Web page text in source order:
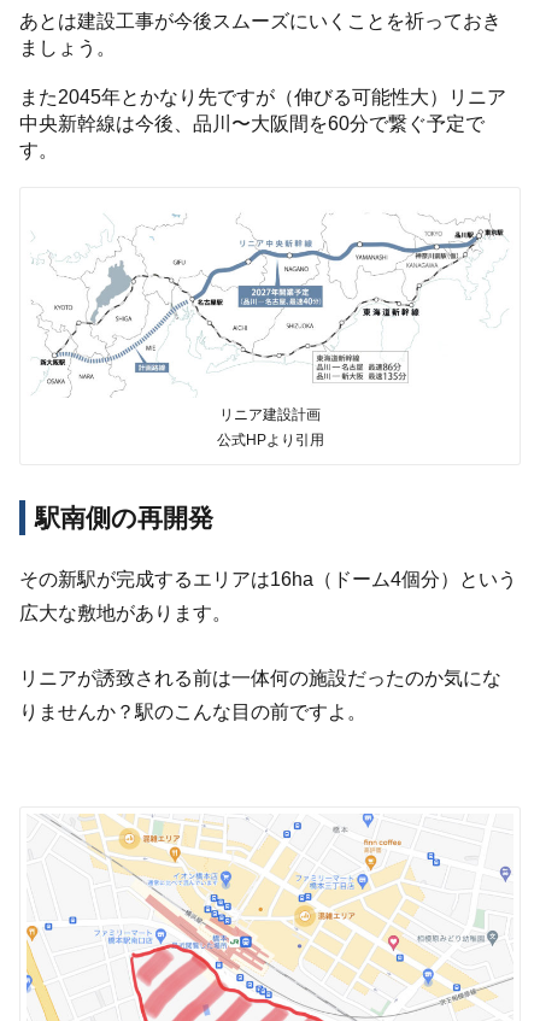
あとは建設工事が今後スムーズにいくことを祈っておき
ましょう。
また2045年とかなり先ですが（伸びる可能性大）リニア
中央新幹線は今後、品川〜大阪間を60分で繋ぐ予定で
す。
リニア建設計画
公式HPより引用
駅南側の再開発
その新駅が完成するエリアは16ha （ドーム4個分）という
広大な敷地があります。
リニアが誘致される前は一体何の施設だったのか気にな
りませんか？駅のこんな目の前ですよ。